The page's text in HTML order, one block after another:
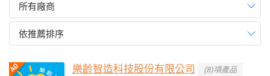
所有廠商
依推薦排序
樂齡智造科技股份有限公司 (8)項產品